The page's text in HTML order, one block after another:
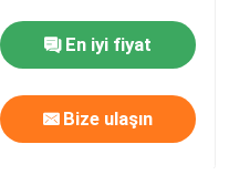
En iyi fiyat
Bize ulaşın